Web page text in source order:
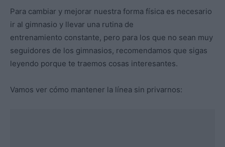
Para cambiar y mejorar nuestra forma física es necesario
ir al gimnasio y llevar una rutina de
entrenamiento constante, pero para los que no sean muy
seguidores de los gimnasios, recomendamos que sigas
leyendo porque te traemos cosas interesantes.
Vamos ver cómo mantener la línea sin privarnos: